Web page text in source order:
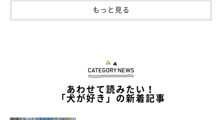
もっと見る
あわせて読みたい！
「犬が好き」の新着記事